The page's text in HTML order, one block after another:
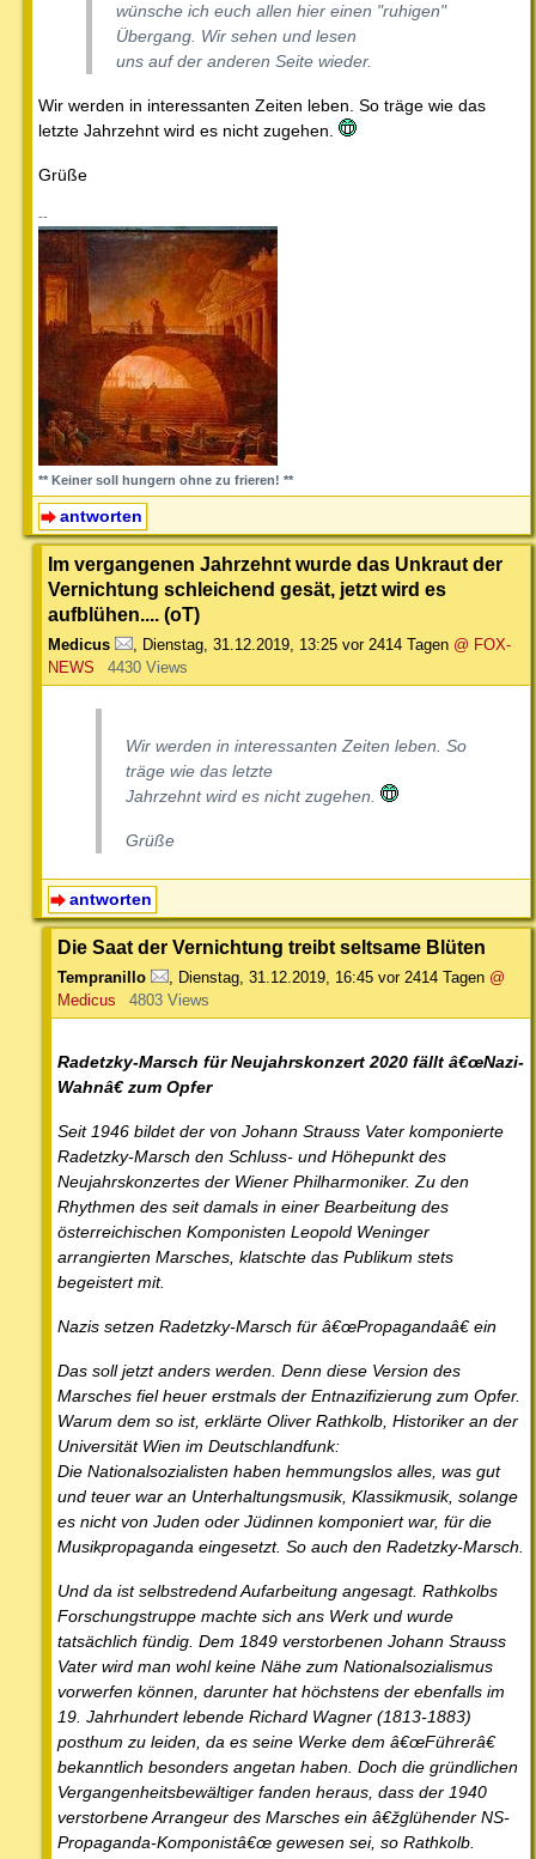
wünsche ich euch allen hier einen "ruhigen"
Übergang. Wir sehen und lesen
uns auf der anderen Seite wieder.
Wir werden in interessanten Zeiten leben. So träge wie das
letzte Jahrzehnt wird es nicht zugehen.
Grüße
--
** Keiner soll hungern ohne zu frieren! **
antworten
Im vergangenen Jahrzehnt wurde das Unkraut der
Vernichtung schleichend gesät, jetzt wird es
aufblühen.... (oT)
Medicus Dienstag, 31.12.2019, 13:25 vor 2414 Tagen @ FOX-
NEWS
4430 Views
Wir werden in interessanten Zeiten leben. So
träge wie das letzte
Jahrzehnt wird es nicht zugehen.
Grüße
antworten
Die Saat der Vernichtung treibt seltsame Blüten
Tempranillo Dienstag, 31.12.2019, 16:45 vor 2414 Tagen @
Medicus
4803 Views
Radetzky-Marsch für Neujahrskonzert 2020 fällt â€œNazi-
Wahnâ€ zum Opfer
Seit 1946 bildet der von Johann Strauss Vater komponierte
Radetzky-Marsch den Schluss- und Höhepunkt des
Neujahrskonzertes der Wiener Philharmoniker. Zu den
Rhythmen des seit damals in einer Bearbeitung des
österreichischen Komponisten Leopold Weninger
arrangierten Marsches, klatschte das Publikum stets
begeistert mit.
Nazis setzen Radetzky-Marsch für â€œPropagandaâ€ ein
Das soll jetzt anders werden. Denn diese Version des
Marsches fiel heuer erstmals der Entnazifizierung zum Opfer.
Warum dem so ist, erklärte Oliver Rathkolb, Historiker an der
Universität Wien im Deutschlandfunk:
Die Nationalsozialisten haben hemmungslos alles, was gut
und teuer war an Unterhaltungsmusik, Klassikmusik, solange
es nicht von Juden oder Jüdinnen komponiert war, für die
Musikpropaganda eingesetzt. So auch den Radetzky-Marsch.
Und da ist selbstredend Aufarbeitung angesagt. Rathkolbs
Forschungstruppe machte sich ans Werk und wurde
tatsächlich fündig. Dem 1849 verstorbenen Johann Strauss
Vater wird man wohl keine Nähe zum Nationalsozialismus
vorwerfen können, darunter hat höchstens der ebenfalls im
19. Jahrhundert lebende Richard Wagner (1813-1883)
posthum zu leiden, da es seine Werke dem â€œFührerâ€
bekanntlich besonders angetan haben. Doch die gründlichen
Vergangenheitsbewältiger fanden heraus, dass der 1940
verstorbene Arrangeur des Marsches ein â€žglühender NS-
Propaganda-Komponistâ€œ gewesen sei, so Rathkolb.